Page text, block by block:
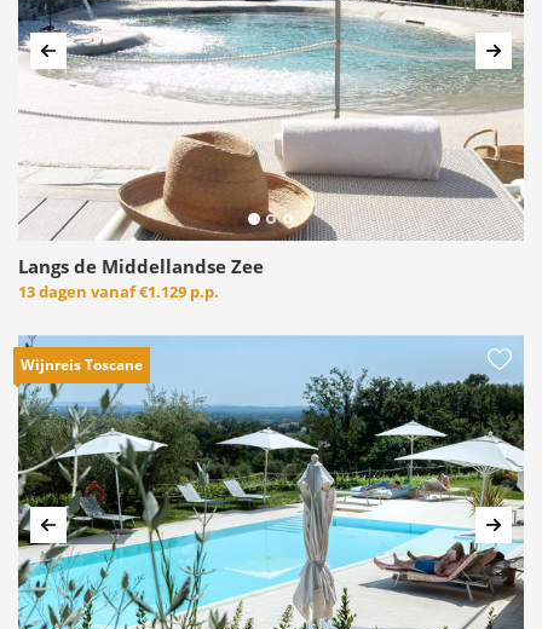
Vorige
Langs de Middellandse Zee
13 dagen vanaf€1.129 p.p.
Wijnreis Toscane
Vorige